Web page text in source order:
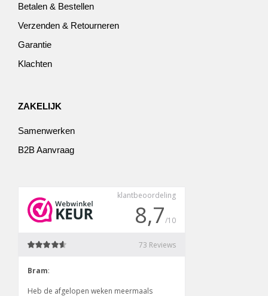
Betalen & Bestellen
Verzenden & Retourneren
Garantie
Klachten
ZAKELIJK
Samenwerken
B2B Aanvraag